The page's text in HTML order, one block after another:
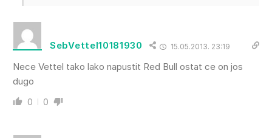
SebVettel10181930 15.05.2013. 23:19
Nece Vettel tako lako napustit Red Bull ostat ce on jos
dugo
0 0